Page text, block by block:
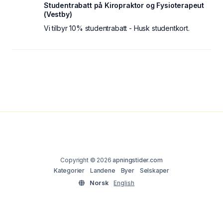
Studentrabatt på Kiropraktor og Fysioterapeut
(Vestby)
Vi tilbyr 10% studentrabatt - Husk studentkort.
Copyright © 2026apningstider.com
Kategorier
Landene Byer
Selskaper
Norsk
English